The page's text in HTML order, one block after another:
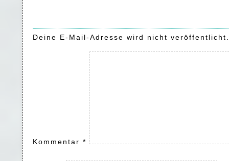
Deine E-Mail-Adresse wird nicht veröffentlicht.
Kommentar *